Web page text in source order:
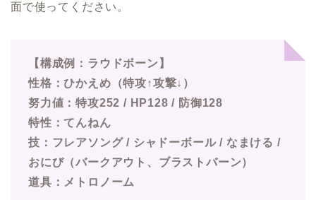
面で使ってください。
【構成例：ラウドボーン】
性格：ひかえめ（特攻↑攻撃↓）
努力値：特攻252 / HP128 / 防御128
特性：てんねん
技：フレアソング / シャドーボール / なまける /
おにび（バークアウト、ブラストバーン）
道具：メトロノーム